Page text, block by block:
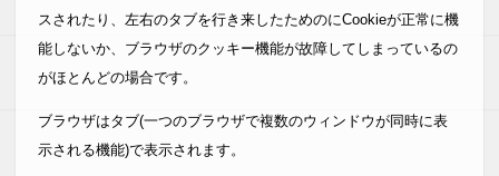
スされたり、左右のタブを行き来したためのにCookieが正常に機
能しないか、ブラウザのクッキー機能が故障してしまっているの
がほとんどの場合です。
ブラウザはタブ(一つのブラウザで複数のウィンドウが同時に表
示される機能)で表示されます。